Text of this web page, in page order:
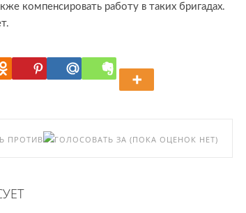
компенсировать работу в таких бригадах.
(ПОКА ОЦЕНОК НЕТ)